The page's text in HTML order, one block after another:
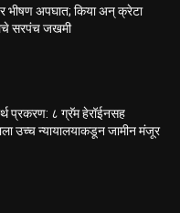
भीषण अपघात; किया अन् क्रेटा
सरपंच जखमी
प्रकरण: ८ ग्रॅम हेरॉईनसह
उच्च न्यायालयाकडून जामीन मंजूर